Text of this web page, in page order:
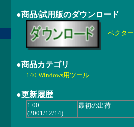
●商品/試用版のダウンロード
ベクター
●商品カテゴリ
140 Windows用ツール
●更新履歴
1.00
(2001/12/14)
最初の出荷